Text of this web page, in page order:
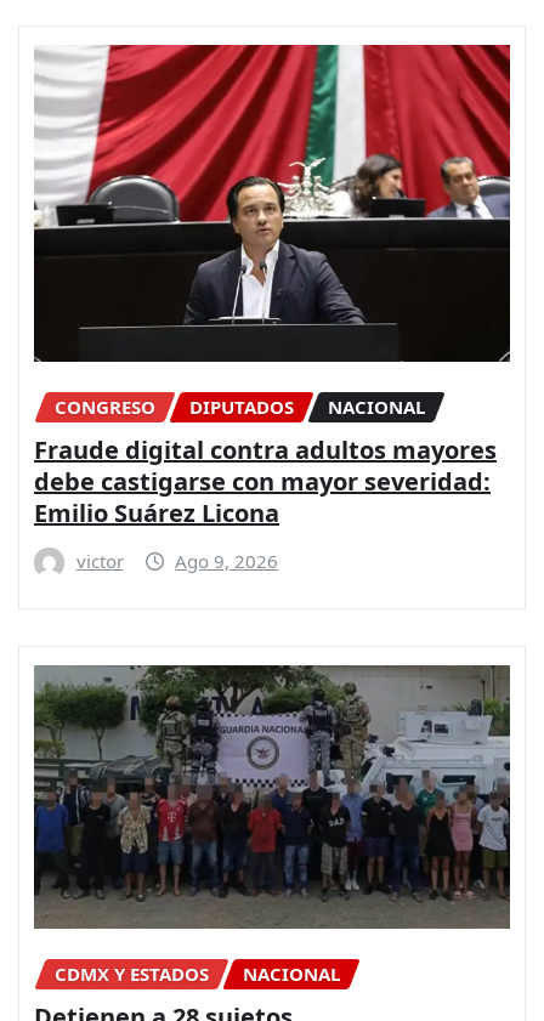
CONGRESO DIPUTADOS NACIONAL
Fraude digital contra adultos mayores
debe castigarse con mayor severidad:
Emilio Suárez Licona
victor Ago 9, 2026
CDMX Y ESTADOS NACIONAL